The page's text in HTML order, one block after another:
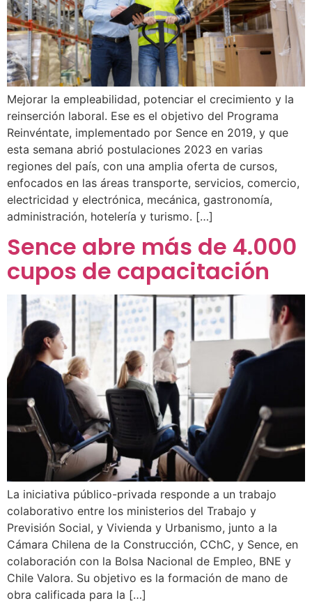
Mejorar la empleabilidad, potenciar el crecimiento y la
reinserción laboral. Ese es el objetivo del Programa
Reinvéntate, implementado por Sence en 2019, y que
esta semana abrió postulaciones 2023 en varias
regiones del país, con una amplia oferta de cursos,
enfocados en las áreas transporte, servicios, comercio,
electricidad y electrónica, mecánica, gastronomía,
administración, hotelería y turismo. […]
Sence abre más de 4.000
cupos de capacitación
La iniciativa público-privada responde a un trabajo
colaborativo entre los ministerios del Trabajo y
Previsión Social, y Vivienda y Urbanismo, junto a la
Cámara Chilena de la Construcción, CChC, y Sence, en
colaboración con la Bolsa Nacional de Empleo, BNE y
Chile Valora. Su objetivo es la formación de mano de
obra calificada para la […]